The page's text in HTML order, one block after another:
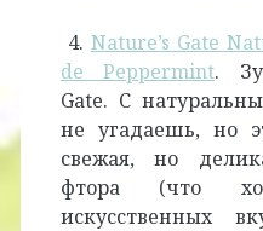
4. Nature’s Gate
de Peppermint.
Gate. С
не угадаешь, но
свежая, но
фтора (что
искусственных